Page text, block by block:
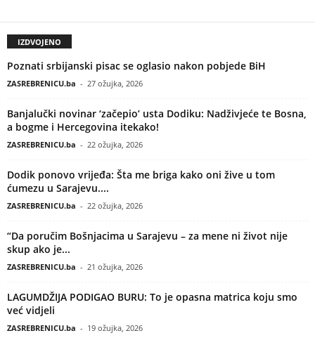
IZDVOJENO
Poznati srbijanski pisac se oglasio nakon pobjede BiH
ZASREBRENICU.ba - 27 ožujka, 2026
Banjalučki novinar ‘začepio’ usta Dodiku: Nadživjeće te Bosna,
a bogme i Hercegovina itekako!
ZASREBRENICU.ba - 22 ožujka, 2026
Dodik ponovo vrijeđa: Šta me briga kako oni žive u tom
ćumezu u Sarajevu....
ZASREBRENICU.ba - 22 ožujka, 2026
“Da poručim Bošnjacima u Sarajevu – za mene ni život nije
skup ako je...
ZASREBRENICU.ba - 21 ožujka, 2026
LAGUMDŽIJA PODIGAO BURU: To je opasna matrica koju smo
već vidjeli
ZASREBRENICU.ba - 19 ožujka, 2026